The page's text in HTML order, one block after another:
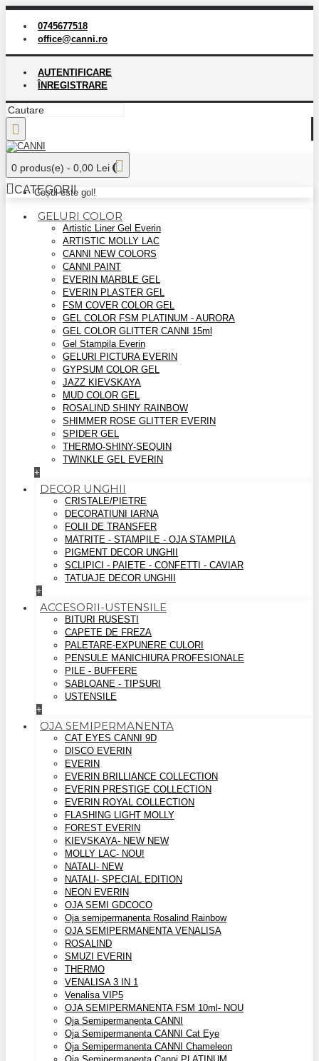
0745677518
office@canni.ro
AUTENTIFICARE
ÎNREGISTRARE
0 produs(e) - 0,00 Lei
Coșul este gol!
CATEGORII
GELURI COLOR
Artistic Liner Gel Everin
ARTISTIC MOLLY LAC
CANNI NEW COLORS
CANNI PAINT
EVERIN MARBLE GEL
EVERIN PLASTER GEL
FSM COVER COLOR GEL
GEL COLOR FSM PLATINUM - AURORA
GEL COLOR GLITTER CANNI 15ml
Gel Stampila Everin
GELURI PICTURA EVERIN
GYPSUM COLOR GEL
JAZZ KIEVSKAYA
MUD COLOR GEL
ROSALIND SHINY RAINBOW
SHIMMER ROSE GLITTER EVERIN
SPIDER GEL
THERMO-SHINY-SEQUIN
TWINKLE GEL EVERIN
+
DECOR UNGHII
CRISTALE/PIETRE
DECORATIUNI IARNA
FOLII DE TRANSFER
MATRITE - STAMPILE - OJA STAMPILA
PIGMENT DECOR UNGHII
SCLIPICI - PAIETE - CONFETTI - CAVIAR
TATUAJE DECOR UNGHII
+
ACCESORII-USTENSILE
BITURI RUSESTI
CAPETE DE FREZA
PALETARE-EXPUNERE CULORI
PENSULE MANICHIURA PROFESIONALE
PILE - BUFFERE
SABLOANE - TIPSURI
USTENSILE
+
OJA SEMIPERMANENTA
CAT EYES CANNI 9D
DISCO EVERIN
EVERIN
EVERIN BRILLIANCE COLLECTION
EVERIN PRESTIGE COLLECTION
EVERIN ROYAL COLLECTION
FLASHING LIGHT MOLLY
FOREST EVERIN
KIEVSKAYA- NEW NEW
MOLLY LAC- NOU!
NATALI- NEW
NATALI- SPECIAL EDITION
NEON EVERIN
OJA SEMI GDCOCO
Oja semipermanenta Rosalind Rainbow
OJA SEMIPERMANENTA VENALISA
ROSALIND
SMUZI EVERIN
THERMO
VENALISA 3 IN 1
Venalisa VIP5
OJA SEMIPERMANENTA FSM 10ml- NOU
Oja Semipermanenta CANNI
Oja Semipermanenta CANNI Cat Eye
Oja Semipermanenta CANNI Chameleon